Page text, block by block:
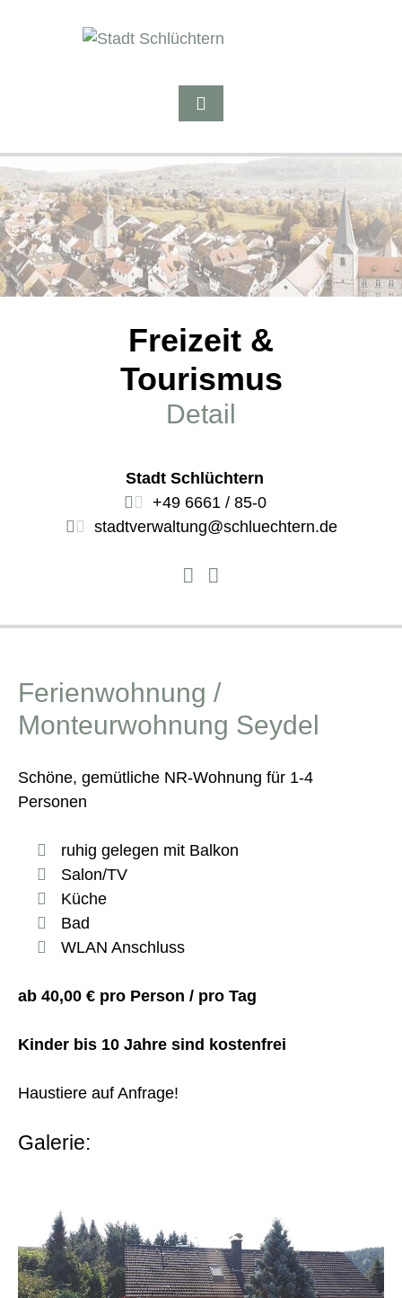
Freizeit &
Tourismus
Detail
Stadt Schlüchtern
+49 6661 / 85-0
stadtverwaltung@schluechtern.de
Ferienwohnung /
Monteurwohnung Seydel
Schöne, gemütliche NR-Wohnung für 1-4
Personen
ruhig gelegen mit Balkon
Salon/TV
Küche
Bad
WLAN Anschluss
ab 40,00 € pro Person / pro Tag
Kinder bis 10 Jahre sind kostenfrei
Haustiere auf Anfrage!
Galerie: